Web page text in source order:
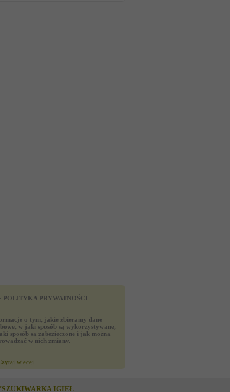
POLITYKA PRYWATNOŚCI
o tym, jakie zbieramy dane
w jaki sposób są wykorzystywane,
sposób są zabezieczone i jak można
w nich zmiany.
wiecej
IGIEŁ